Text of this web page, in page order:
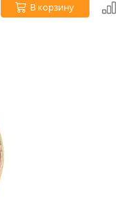
В корзину